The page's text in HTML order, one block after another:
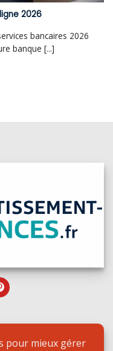
2026
bancaires 2026
banque [...]
pour mieux gérer